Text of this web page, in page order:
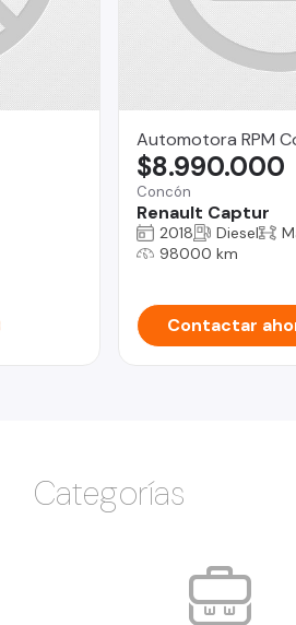
Automotora RPM
Concón
Renault Captur
$8.990.000
2018 Diesel
98000 km
Contactar
Categorías